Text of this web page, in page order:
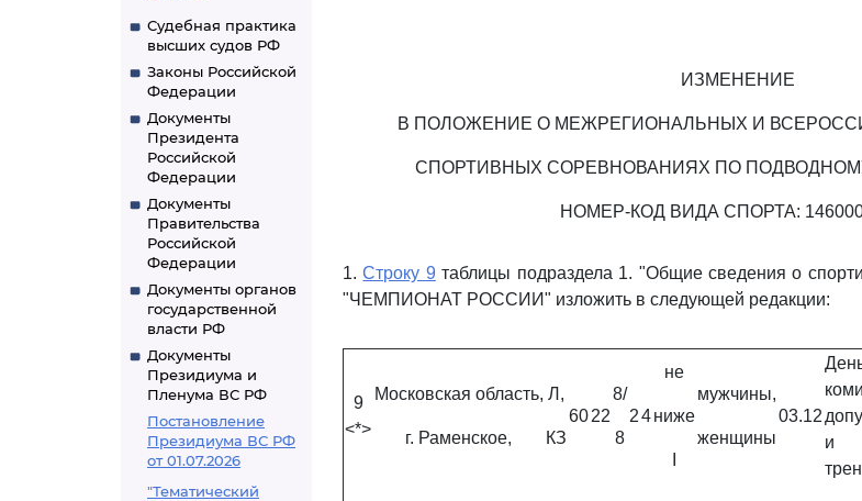
Судебная практика
высших судов РФ
Законы Российской
Федерации
Документы
Президента
Российской
Федерации
Документы
Правительства
Российской
Федерации
Документы органов
государственной
власти РФ
Документы
Президиума и
Пленума ВС РФ
Постановление
Президиума ВС РФ
от 01.07.2026
"Тематический
ИЗМЕНЕНИЕ
В ПОЛОЖЕНИЕ О МЕЖРЕГИОНАЛЬНЫХ И
СПОРТИВНЫХ СОРЕВНОВАНИЯХ ПО
НОМЕР-КОД ВИДА СПОРТА:
1.Строку 9 таблицы подраздела 1. "Общие сведения о
"ЧЕМПИОНАТ РОССИИ" изложить в следующей редакции:
9
<*>
Московская область,
г. Раменское,
Л,
КЗ
6022
8/
8
24
не
ниже
мужчины,
женщины
03.12
и